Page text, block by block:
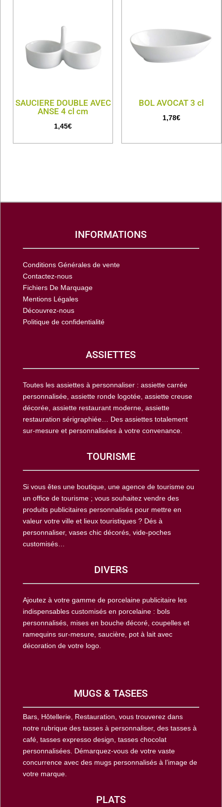
SAUCIERE DOUBLE AVEC
ANSE 4 cl cm
1,45€
BOL AVOCAT 3 cl
1,78€
INFORMATIONS
Conditions Générales de vente
Contactez-nous
Fichiers De Marquage
Mentions Légales
Découvrez-nous
Politique de confidentialité
ASSIETTES
Toutes les assiettes à personnaliser : assiette carrée
personnalisée, assiette ronde logotée, assiette creuse
décorée, assiette restaurant moderne, assiette
restauration sérigraphiée… Des assiettes totalement
sur-mesure et personnalisées à votre convenance.
TOURISME
Si vous êtes une boutique, une agence de tourisme ou
un office de tourisme ; vous souhaitez vendre des
produits publicitaires personnalisés pour mettre en
valeur votre ville et lieux touristiques ? Dés à
personnaliser, vases chic décorés, vide-poches
customisés…
DIVERS
Ajoutez à votre gamme de porcelaine publicitaire les
indispensables customisés en porcelaine : bols
personnalisés, mises en bouche décoré, coupelles et
ramequins sur-mesure, saucière, pot à lait avec
décoration de votre logo.
MUGS & TASEES
Bars, Hôtellerie, Restauration, vous trouverez dans
notre rubrique des tasses à personnaliser, des tasses à
café, tasses expresso design, tasses chocolat
personnalisées. Démarquez-vous de votre vaste
concurrence avec des mugs personnalisés à l’image de
votre marque.
PLATS